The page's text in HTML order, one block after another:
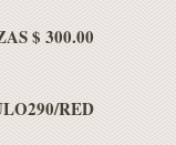
$ 300.00
RED